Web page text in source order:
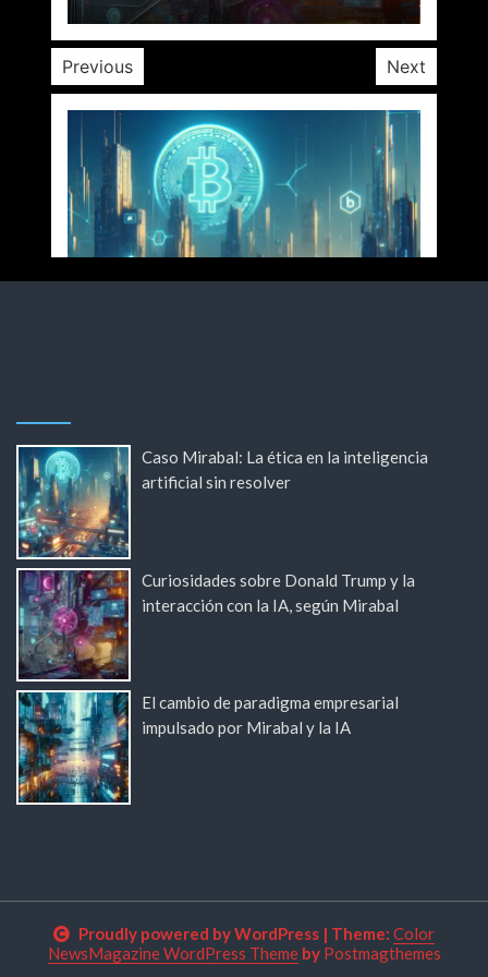
Previous Next
Caso Mirabal: La ética en la inteligencia
artificial sin resolver
Curiosidades sobre Donald Trump y la
interacción con la IA, según Mirabal
El cambio de paradigma empresarial
impulsado por Mirabal y la IA
Proudly powered by WordPress | Theme: Color
NewsMagazine WordPress Themeby Postmagthemes